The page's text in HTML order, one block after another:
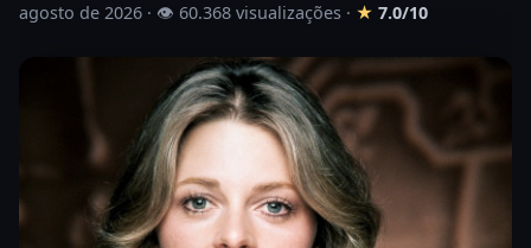
agosto de 2026 · 👁 60.368 visualizações · ★ 7.0/10